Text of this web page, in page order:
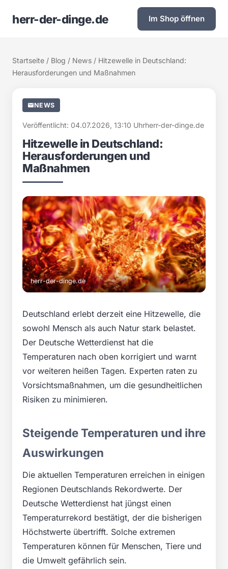
herr-der-dinge.de Im Shop öffnen
Startseite / Blog / News / Hitzewelle in Deutschland:
Herausforderungen und Maßnahmen
NEWS
Veröffentlicht: 04.07.2026, 13:10 Uhrherr-der-dinge.de
Hitzewelle in Deutschland:
Herausforderungen und
Maßnahmen
herr-der-dinge.de
Deutschland erlebt derzeit eine Hitzewelle, die
sowohl Mensch als auch Natur stark belastet.
Der Deutsche Wetterdienst hat die
Temperaturen nach oben korrigiert und warnt
vor weiteren heißen Tagen. Experten raten zu
Vorsichtsmaßnahmen, um die gesundheitlichen
Risiken zu minimieren.
Steigende Temperaturen und ihre
Auswirkungen
Die aktuellen Temperaturen erreichen in einigen
Regionen Deutschlands Rekordwerte. Der
Deutsche Wetterdienst hat jüngst einen
Temperaturrekord bestätigt, der die bisherigen
Höchstwerte übertrifft. Solche extremen
Temperaturen können für Menschen, Tiere und
die Umwelt gefährlich sein.